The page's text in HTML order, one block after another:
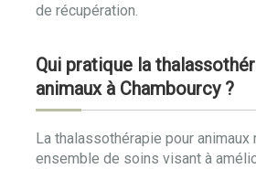
de récupération.
Qui pratique la
animaux à Chambourcy ?
La thalassothérapie pour animaux
ensemble de soins visant à